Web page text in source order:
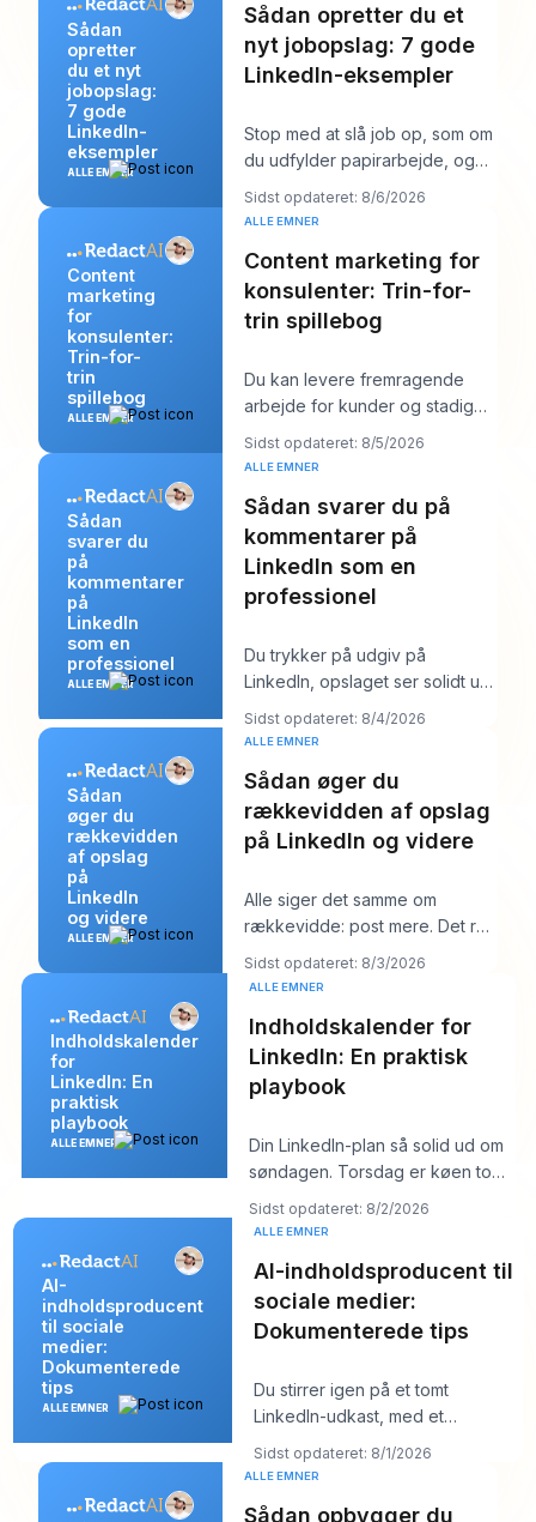
Sådan
opretter
du et nyt
jobopslag:
7 gode
LinkedIn-
eksempler
ALLE EMNER
Sådan opretter du et
nyt jobopslag: 7 gode
LinkedIn-eksempler
Stop med at slå job op, som om
du udfylder papirarbejde, og
begynd at skrive dem, som om
du prøver a
Sidst opdateret: 8/6/2026
Content
marketing
for
konsulenter:
Trin-for-
trin
spillebog
ALLE EMNER
ALLE EMNER
Content marketing for
konsulenter: Trin-for-
trin spillebog
Du kan levere fremragende
arbejde for kunder og stadig
føle dig mærkeligt usynlig
online. Arbejdet b
Sidst opdateret: 8/5/2026
Sådan
svarer du
på
kommentarer
på
LinkedIn
som en
professionel
ALLE EMNER
ALLE EMNER
Sådan svarer du på
kommentarer på
LinkedIn som en
professionel
Du trykker på udgiv på
LinkedIn, opslaget ser solidt ud,
og så begynder arbejdet. Et
par kommentarer
Sidst opdateret: 8/4/2026
Sådan
øger du
rækkevidden
af opslag
på
LinkedIn
og videre
ALLE EMNER
ALLE EMNER
Sådan øger du
rækkevidden af opslag
på LinkedIn og videre
Alle siger det samme om
rækkevidde: post mere. Det råd
lyder produktivt, men det
skjuler som regel k
Sidst opdateret: 8/3/2026
Indholdskalender
for
LinkedIn: En
praktisk
playbook
ALLE EMNER
ALLE EMNER
Indholdskalender for
LinkedIn: En praktisk
playbook
Din LinkedIn-plan så solid ud om
søndagen. Torsdag er køen tom,
hooket du kunne lide føles fladt,
og
Sidst opdateret: 8/2/2026
AI-
indholdsproducent
til sociale
medier:
Dokumenterede
tips
ALLE EMNER
ALLE EMNER
AI-indholdsproducent til
sociale medier:
Dokumenterede tips
Du stirrer igen på et tomt
LinkedIn-udkast, med et
kundemøde om ti minutter og et
opslag, der burde
Sidst opdateret: 8/1/2026
ALLE EMNER
Sådan opbygger du